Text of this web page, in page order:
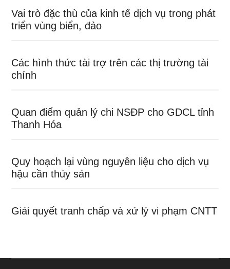
Vai trò đặc thù của kinh tế dịch vụ trong phát
triển vùng biển, đảo
Các hình thức tài trợ trên các thị trường tài
chính
Quan điểm quản lý chi NSĐP cho GDCL tỉnh
Thanh Hóa
Quy hoạch lại vùng nguyên liệu cho dịch vụ
hậu cần thủy sản
Giải quyết tranh chấp và xử lý vi phạm CNTT